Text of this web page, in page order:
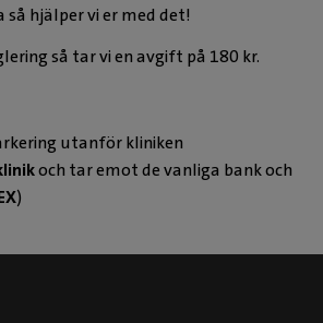
hjälper vi er med det!
så tar vi en avgift på 180 kr.
utanför kliniken
och tar emot de vanliga bank och
)